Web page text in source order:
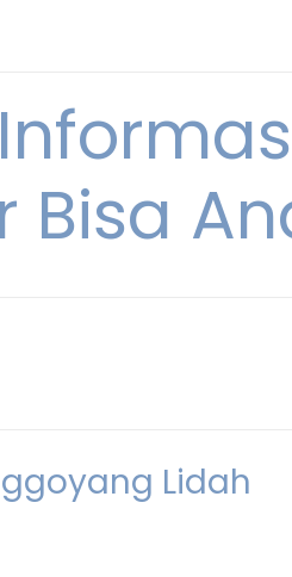
Bisa
Lidah